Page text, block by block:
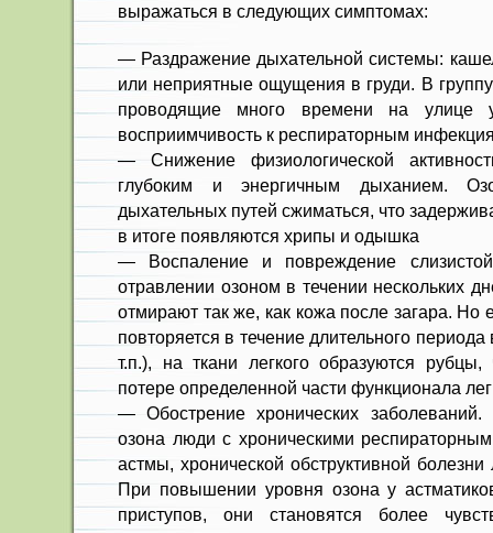
выражаться в следующих симптомах:
— Раздражение дыхательной системы:
или неприятные ощущения в груди. В
проводящие много времени на улице
восприимчивость к респираторным
— Снижение физиологической
глубоким и энергичным дыханием.
дыхательных путей сжиматься, что
в итоге появляются хрипы и одышка
— Воспаление и повреждение
отравлении озоном в течении нескольких
отмирают так же, как кожа после загара. Но
повторяется в течение длительного
т.п.), на ткани легкого образуются
потере определенной части функционала
— Обострение хронических
озона люди с хроническими
астмы, хронической обструктивной болезни
При повышении уровня озона у
приступов, они становятся более